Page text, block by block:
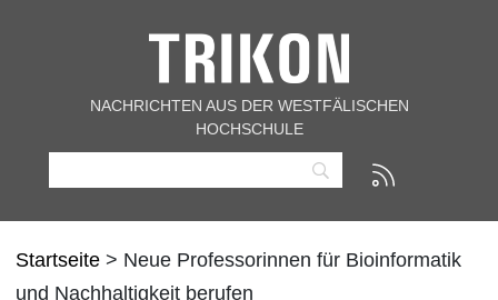
NACHRICHTEN AUS DER WESTFÄLISCHEN
HOCHSCHULE
Startseite > Neue Professorinnen für Bioinformatik
und Nachhaltigkeit berufen